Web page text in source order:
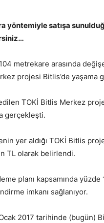
yöntemiyle satışa
metrekare arasında
projesi Bitlis’de yaşama
TOKİ Bitlis Merkez
gerçekleşti.
yer aldığı TOKİ Bitlis
TL olarak belirlendi.
planı kapsamında
imkanı sağlanıyor.
2017 tarihinde (bugün)